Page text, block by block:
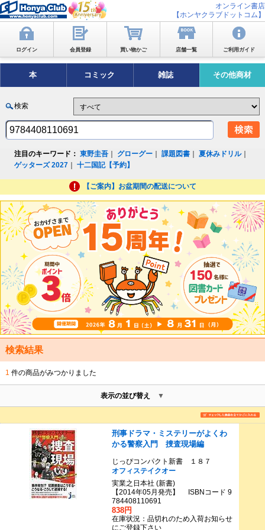
オンライン書店
【ホンヤクラブドットコム】
ログイン 会員登録 買い物かご 店舗一覧 ご利用ガイド
本 コミック 雑誌 その他商材
検索
注目のキーワード： 東野圭吾 グローグー ｜課題図書 ｜夏休みドリル｜
ゲッターズ 2027 ｜十二国記【予約】
【ご案内】お盆期間の配送について
検索結果
1 件の商品がみつかりました
表示の並び替え
刑事ドラマ・ミステリーがよくわ
かる警察入門 捜査現場編
じっぴコンパクト新書 １８７
オフィステイクオー
実業之日本社 (新書)
【2014年05月発売】 ISBNコード 9
784408110691
838円
在庫状況：品切れのため入荷お知らせ
にご登録下さい